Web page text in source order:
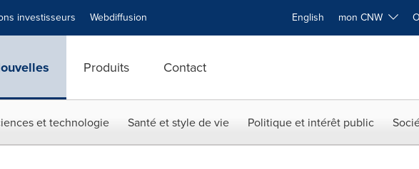
investisseurs Webdiffusion English mon CNW
Produits Contact
et technologie Santé et style de vie Politique et intérêt public